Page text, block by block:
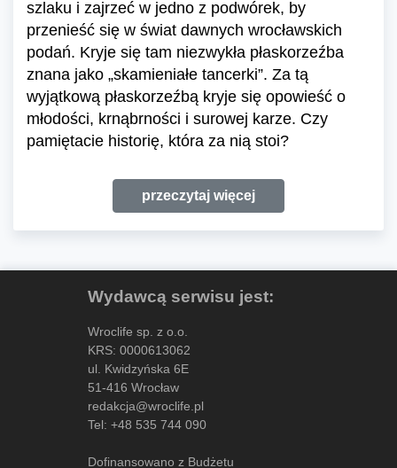
szlaku i zajrzeć w jedno z podwórek, by
przenieść się w świat dawnych wrocławskich
podań. Kryje się tam niezwykła płaskorzeźba
znana jako „skamieniałe tancerki”. Za tą
wyjątkową płaskorzeźbą kryje się opowieść o
młodości, krnąbrności i surowej karze. Czy
pamiętacie historię, która za nią stoi?
przeczytaj więcej
Wydawcą serwisu jest:
Wroclife sp. z o.o.
KRS: 0000613062
ul. Kwidzyńska 6E
51-416 Wrocław
redakcja@wroclife.pl
Tel: +48 535 744 090
Dofinansowano z Budżetu